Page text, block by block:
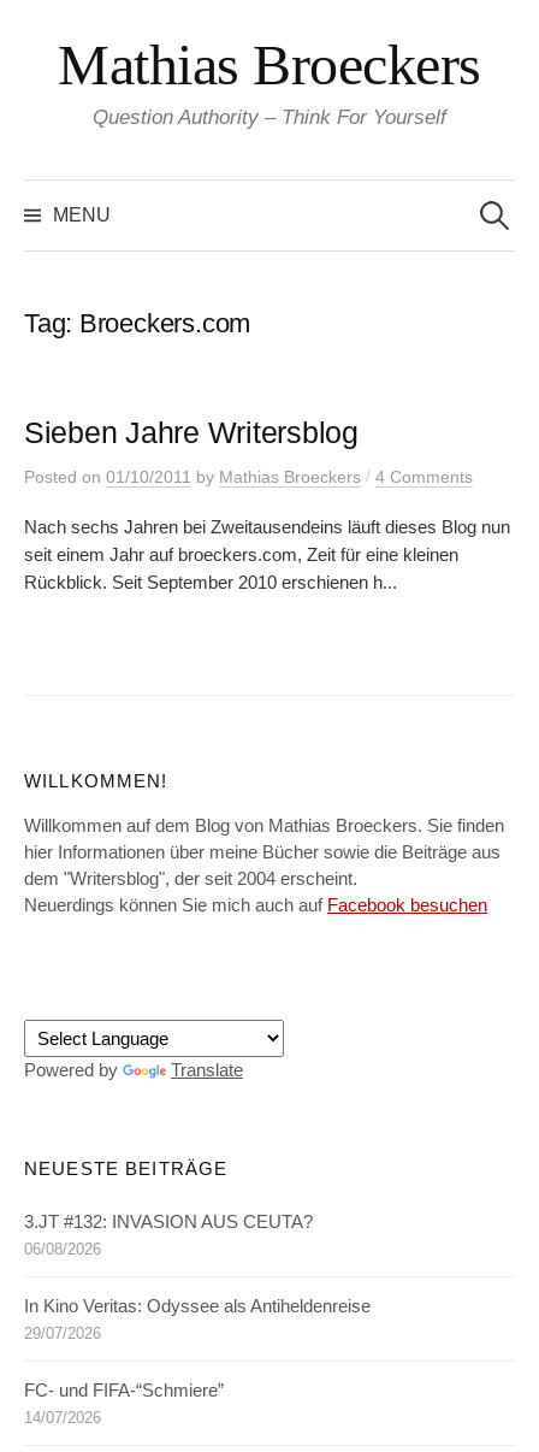
content
Mathias Broeckers
Question Authority – Think For Yourself
MENU
for:
Tag: Broeckers.com
Sieben Jahre Writersblog
Posted on 01/10/2011 by Mathias Broeckers / 4 Comments
Nach sechs Jahren bei Zweitausendeins läuft dieses Blog nun
seit einem Jahr auf broeckers.com, Zeit für eine kleinen
Rückblick. Seit September 2010 erschienen h...
WILLKOMMEN!
Willkommen auf dem Blog von Mathias Broeckers. Sie finden
hier Informationen über meine Bücher sowie die Beiträge aus
dem "Writersblog", der seit 2004 erscheint.
Neuerdings können Sie mich auch auf Facebook besuchen
Powered by Translate
NEUESTE BEITRÄGE
3.JT #132: INVASION AUS CEUTA?
06/08/2026
In Kino Veritas: Odyssee als Antiheldenreise
29/07/2026
FC- und FIFA-“Schmiere”
14/07/2026